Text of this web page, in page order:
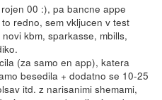
00 :), pa bancne appe
redno, sem vkljucen v test
kbm, sparkasse, mbills,
(za samo en app), katera
besedila + dodatno se 10-25
itd. z narisanimi shemami,